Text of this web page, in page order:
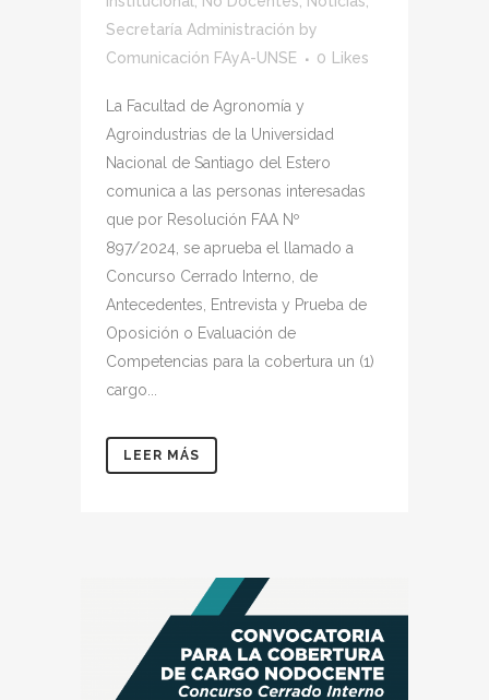
Secretaría Administración by
Comunicación FAyA-UNSE
0 Likes
La Facultad de Agronomía y
Agroindustrias de la Universidad
Nacional de Santiago del Estero
comunica a las personas interesadas
que por Resolución FAA Nº
897/2024, se aprueba el llamado a
Concurso Cerrado Interno, de
Antecedentes, Entrevista y Prueba de
Oposición o Evaluación de
Competencias para la cobertura un (1)
cargo...
LEER MÁS